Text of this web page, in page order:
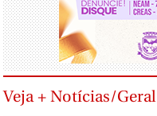
Veja + Notícias/Geral